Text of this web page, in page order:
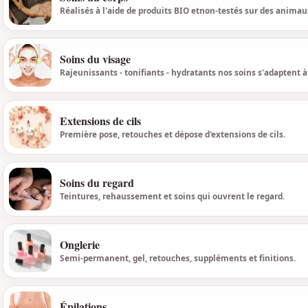
Réalisés à l'aide de produits BIO etnon-testés sur des
Soins du visage
Rajeunissants - tonifiants - hydratants nos soins s'adaptent
Extensions de cils
Première pose, retouches et dépose d'extensions de cils.
Soins du regard
Teintures, rehaussement et soins qui ouvrent le regard.
Onglerie
Semi-permanent, gel, retouches, suppléments et finitions.